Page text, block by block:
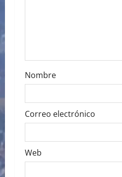
Nombre
Correo electrónico
Web